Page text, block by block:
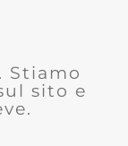
Stiamo
sito e